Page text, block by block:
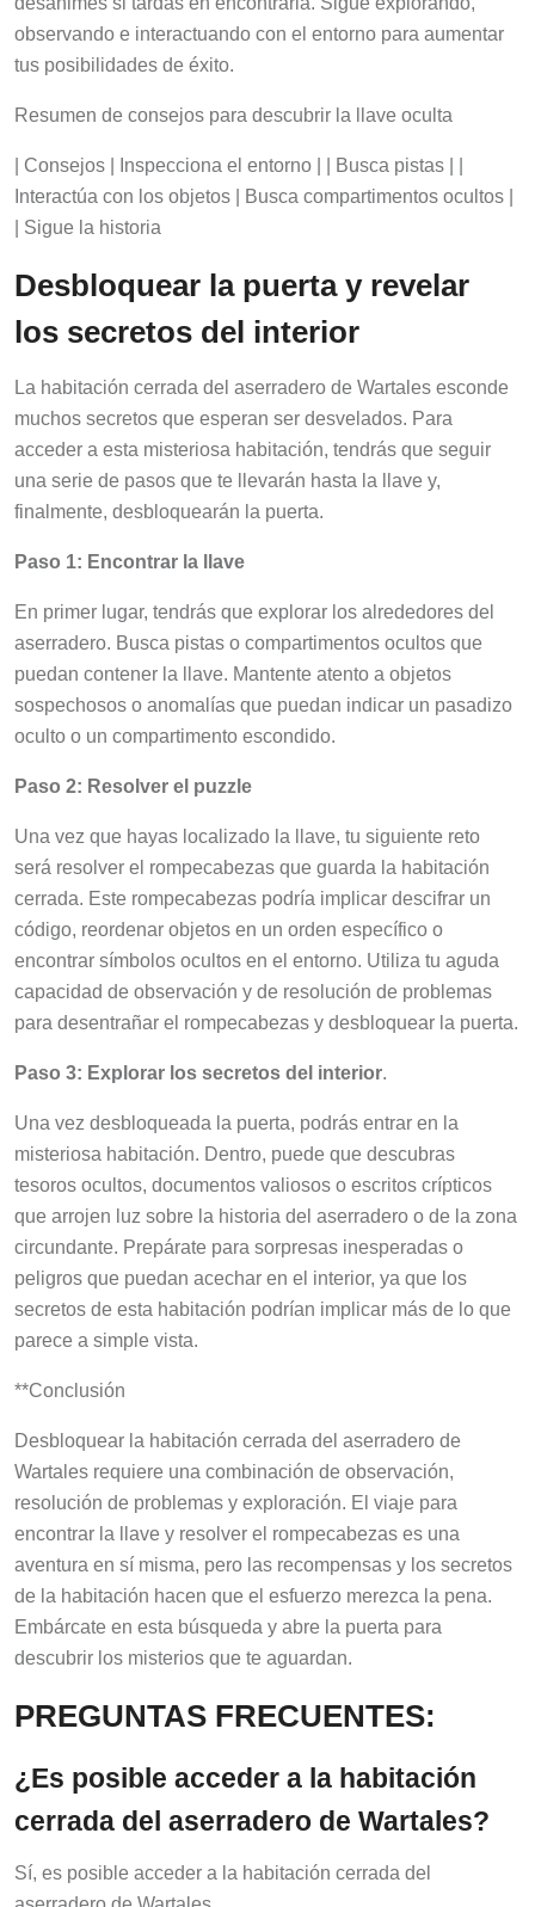
observando e interactuando con el entorno para aumentar
tus posibilidades de éxito.
Resumen de consejos para descubrir la llave oculta
| Consejos | Inspecciona el entorno | | Busca pistas | |
Interactúa con los objetos | Busca compartimentos ocultos |
| Sigue la historia
Desbloquear la puerta y revelar
los secretos del interior
La habitación cerrada del aserradero de Wartales esconde
muchos secretos que esperan ser desvelados. Para
acceder a esta misteriosa habitación, tendrás que seguir
una serie de pasos que te llevarán hasta la llave y,
finalmente, desbloquearán la puerta.
Paso 1: Encontrar la llave
En primer lugar, tendrás que explorar los alrededores del
aserradero. Busca pistas o compartimentos ocultos que
puedan contener la llave. Mantente atento a objetos
sospechosos o anomalías que puedan indicar un pasadizo
oculto o un compartimento escondido.
Paso 2: Resolver el puzzle
Una vez que hayas localizado la llave, tu siguiente reto
será resolver el rompecabezas que guarda la habitación
cerrada. Este rompecabezas podría implicar descifrar un
código, reordenar objetos en un orden específico o
encontrar símbolos ocultos en el entorno. Utiliza tu aguda
capacidad de observación y de resolución de problemas
para desentrañar el rompecabezas y desbloquear la puerta.
Paso 3: Explorar los secretos del interior
Una vez desbloqueada la puerta, podrás entrar en la
misteriosa habitación. Dentro, puede que descubras
tesoros ocultos, documentos valiosos o escritos crípticos
que arrojen luz sobre la historia del aserradero o de la zona
circundante. Prepárate para sorpresas inesperadas o
peligros que puedan acechar en el interior, ya que los
secretos de esta habitación podrían implicar más de lo que
parece a simple vista.
**Conclusión
Desbloquear la habitación cerrada del aserradero de
Wartales requiere una combinación de observación,
resolución de problemas y exploración. El viaje para
encontrar la llave y resolver el rompecabezas es una
aventura en sí misma, pero las recompensas y los secretos
de la habitación hacen que el esfuerzo merezca la pena.
Embárcate en esta búsqueda y abre la puerta para
descubrir los misterios que te aguardan.
PREGUNTAS FRECUENTES:
¿Es posible acceder a la habitación
cerrada del aserradero de Wartales?
Sí, es posible acceder a la habitación cerrada del
aserradero de Wartales.